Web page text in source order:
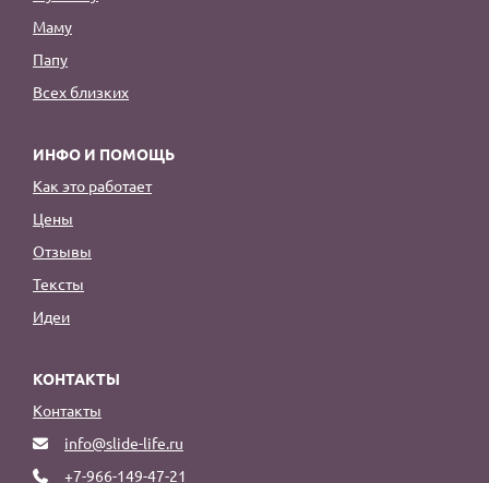
Маму
Папу
Всех близких
ИНФО И ПОМОЩЬ
Как это работает
Цены
Отзывы
Тексты
Идеи
КОНТАКТЫ
Контакты
info@slide-life.ru
+7-966-149-47-21